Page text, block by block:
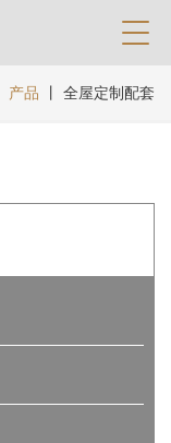
产品 全屋定制配套